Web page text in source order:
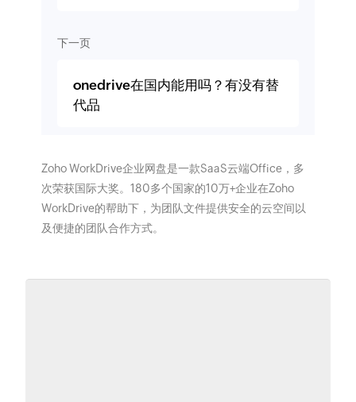
下一页
onedrive在国内能用吗？有没有替
代品
Zoho WorkDrive企业网盘是一款SaaS云端Office，多
次荣获国际大奖。180多个国家的10万+企业在Zoho
WorkDrive的帮助下，为团队文件提供安全的云空间以
及便捷的团队合作方式。